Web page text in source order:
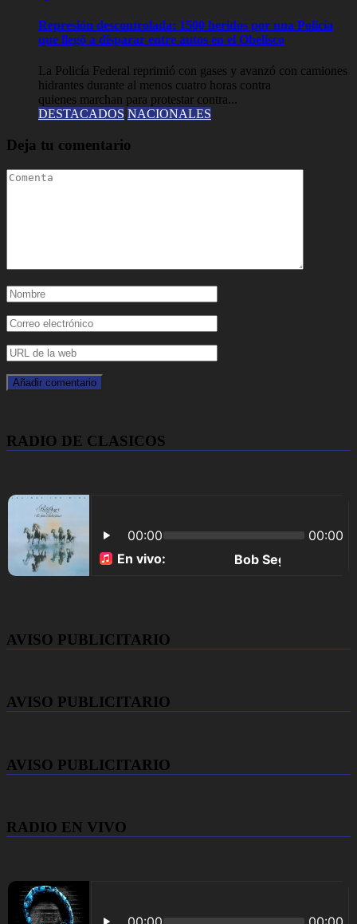
Represión descontrolada: 1500 heridos por una Policía
que llegó a disparar entre autos en el Obelisco
La Policía Federal reprimió con gases y avanzó con camiones
hidrantes durante al menos cuatro horas contra
quienes marchan para protestar contra...
DESTACADOS NACIONALES
Deja tu comentario
RADIO DE CLASICOS
AVISO PUBLICITARIO
AVISO PUBLICITARIO
AVISO PUBLICITARIO
RADIO EN VIVO